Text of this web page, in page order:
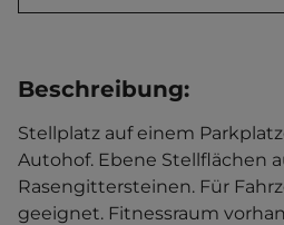
Beschreibung:
Stellplatz auf einem
Autohof. Ebene Stellflächen
Rasengittersteinen. Für
geeignet. Fitnessraum